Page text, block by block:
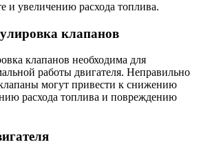
и увеличению расхода топлива.
клапанов
клапанов необходима для
работы двигателя. Неправильно
могут привести к снижению
расхода топлива и повреждению